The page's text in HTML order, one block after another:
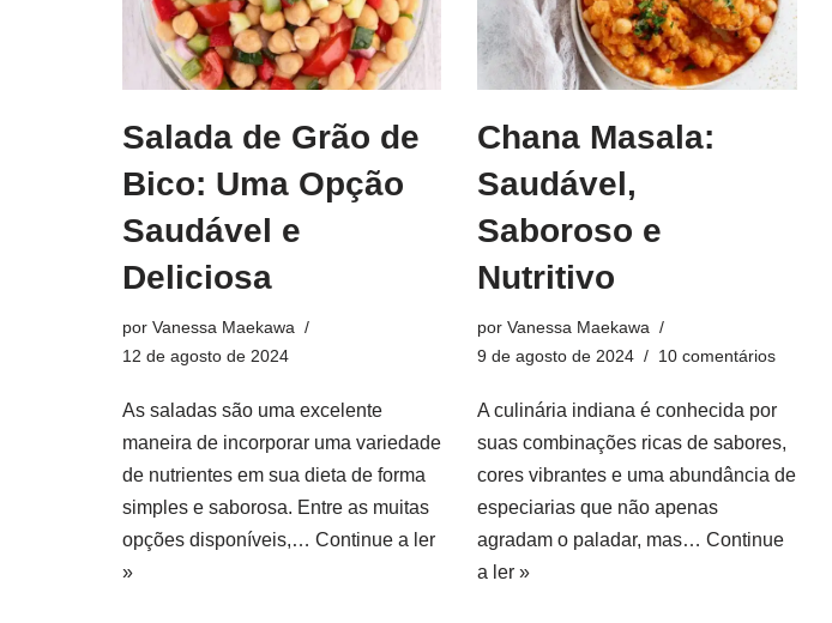
Salada de Grão de
Bico: Uma Opção
Saudável e
Deliciosa
por Vanessa Maekawa
12 de agosto de 2024
As saladas são uma excelente
maneira de incorporar uma variedade
de nutrientes em sua dieta de forma
simples e saborosa. Entre as muitas
opções disponíveis,… Continue a ler
»
Chana Masala:
Saudável,
Saboroso e
Nutritivo
porVanessa Maekawa
9 de agosto de 2024
10 comentários
A culinária indiana é conhecida por
suas combinações ricas de sabores,
cores vibrantes e uma abundância de
especiarias que não apenas
agradam o paladar, mas…Continue
a ler »